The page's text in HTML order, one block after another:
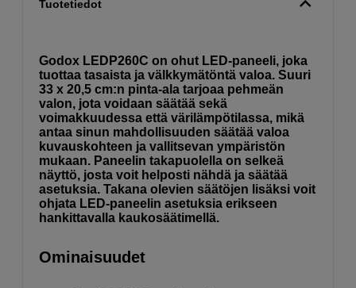
Tuotetiedot
Godox LEDP260C on ohut LED-paneeli, joka
tuottaa tasaista ja välkkymätöntä valoa. Suuri
33 x 20,5 cm:n pinta-ala tarjoaa pehmeän
valon, jota voidaan säätää sekä
voimakkuudessa että värilämpötilassa, mikä
antaa sinun mahdollisuuden säätää valoa
kuvauskohteen ja vallitsevan ympäristön
mukaan. Paneelin takapuolella on selkeä
näyttö, josta voit helposti nähdä ja säätää
asetuksia. Takana olevien säätöjen lisäksi voit
ohjata LED-paneelin asetuksia erikseen
hankittavalla kaukosäätimellä.
Ominaisuudet